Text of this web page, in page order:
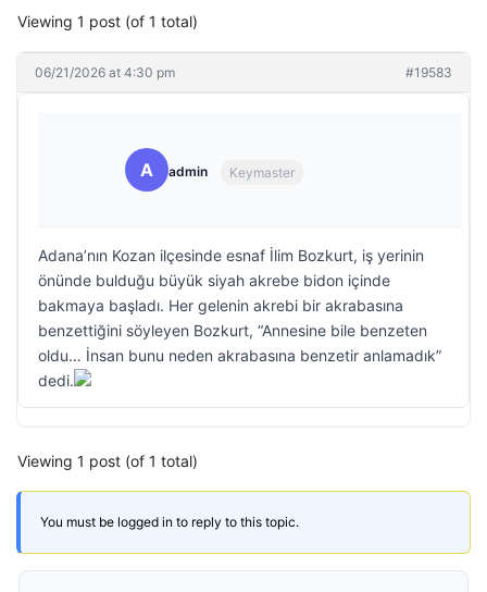
Viewing 1 post (of 1 total)
06/21/2026 at 4:30 pm #19583
A admin Keymaster
Adana’nın Kozan ilçesinde esnaf İlim Bozkurt, iş yerinin
önünde bulduğu büyük siyah akrebe bidon içinde
bakmaya başladı. Her gelenin akrebi bir akrabasına
benzettiğini söyleyen Bozkurt, “Annesine bile benzeten
oldu… İnsan bunu neden akrabasına benzetir anlamadık”
dedi.
Viewing 1 post (of 1 total)
You must be logged in to reply to this topic.